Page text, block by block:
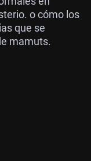
o cómo los
que se
mamuts.